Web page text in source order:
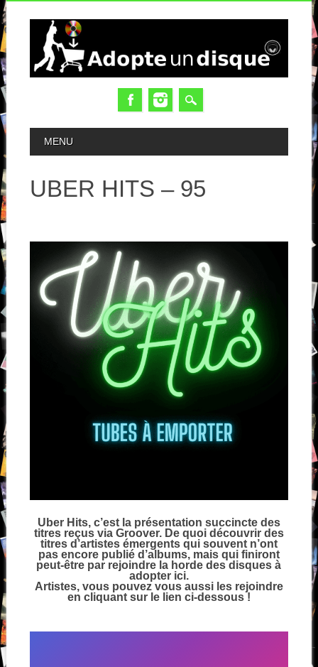
MAIN MENU
MENU
UBER HITS – 95
Uber Hits, c’est la présentation succincte des
titres reçus via Groover. De quoi découvrir des
titres d’artistes émergents qui souvent n’ont
pas encore publié d’albums, mais qui finiront
peut-être par rejoindre la horde des disques à
adopter ici.
Artistes, vous pouvez vous aussi les rejoindre
en cliquant sur le lien ci-dessous !